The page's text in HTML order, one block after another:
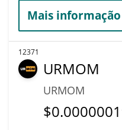
Mais informação
12371
URMOM
URMOM
$